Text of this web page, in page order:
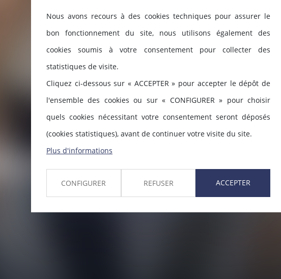
Nous avons recours à des cookies techniques pour assurer le
bon fonctionnement du site, nous utilisons également des
cookies soumis à votre consentement pour collecter des
statistiques de visite.
Cliquez ci-dessous sur « ACCEPTER » pour accepter le dépôt de
l'ensemble des cookies ou sur « CONFIGURER » pour choisir
quels cookies nécessitant votre consentement seront déposés
(cookies statistiques), avant de continuer votre visite du site.
Plus d'informations
CONFIGURER REFUSER ACCEPTER